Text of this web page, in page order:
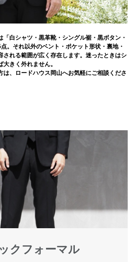
「 白シャツ・黒革靴・シングル裾・黒ボタン・
点。それ以外のベント・ポケット形状・裏地・
される範囲が広く存在します。迷ったときはシ
きく外れません。
は、ロードハウス岡山へお気軽にご相談くださ
クフォーマル